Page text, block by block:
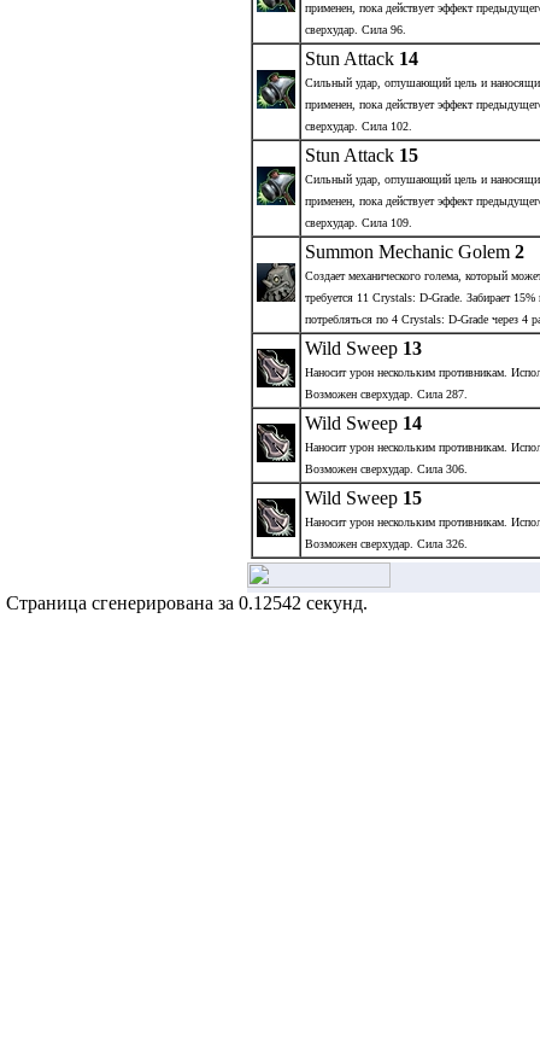
применен, пока действует эффект
сверхудар. Сила 96.
Stun Attack 14
Сильный удар, оглушающий цель и
применен, пока действует эффект
сверхудар. Сила 102.
Stun Attack 15
Сильный удар, оглушающий цель и
применен, пока действует эффект
сверхудар. Сила 109.
Summon Mechanic Golem 2
Создает механического голема, который
требуется 11 Crystals: D-Grade. Забирает
потребляться по 4 Crystals: D-Grade через 4
Wild Sweep 13
Наносит урон нескольким противникам.
Возможен сверхудар. Сила 287.
Wild Sweep 14
Наносит урон нескольким противникам.
Возможен сверхудар. Сила 306.
Wild Sweep 15
Наносит урон нескольким противникам.
Возможен сверхудар. Сила 326.
Страница сгенерирована за 0.12542 секунд.